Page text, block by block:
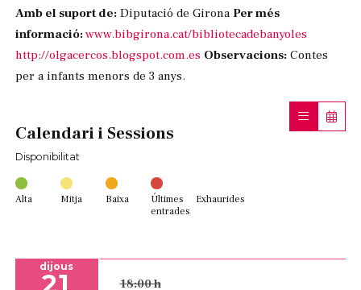
Amb el suport de: Diputació de Girona Per més
informació:www.bibgirona.cat/bibliotecadebanyoles
http://olgacercos.blogspot.com.es Observacions: Contes
per a infants menors de 3 anys.
Calendari i Sessions
Disponibilitat
Alta Mitja Baixa
Últimes
entrades
Exhaurides
dijous
18:00 h